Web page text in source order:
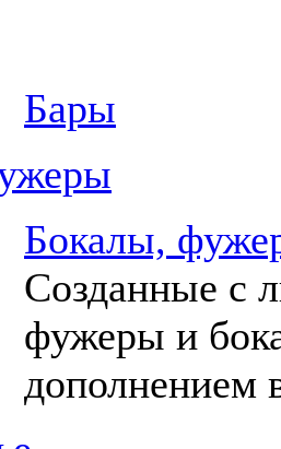
Бары
Бокалы,
Созданные с
фужеры и
дополнением